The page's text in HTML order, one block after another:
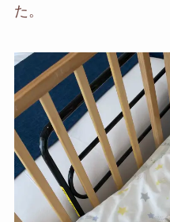
た。